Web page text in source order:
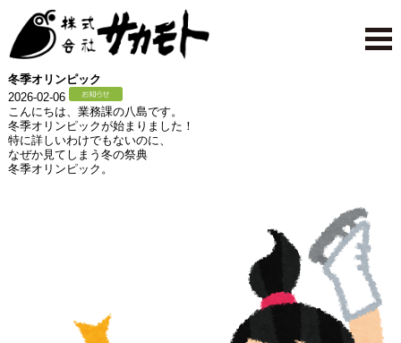
冬季オリンピック
2026-02-06
こんにちは、業務課の八島です。
冬季オリンピックが始まりました！
特に詳しいわけでもないのに、
なぜか見てしまう冬の祭典
冬季オリンピック。